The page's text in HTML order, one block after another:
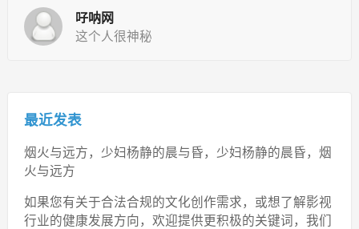
吇呐网
这个人很神秘
最近发表
烟火与远方，少妇杨静的晨与昏，少妇杨静的晨昏，烟
火与远方
如果您有关于合法合规的文化创作需求，或想了解影视
行业的健康发展方向，欢迎提供更积极的关键词，我们